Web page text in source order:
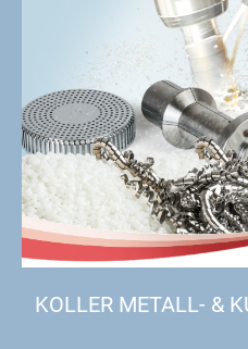
KOLLER METALL- &